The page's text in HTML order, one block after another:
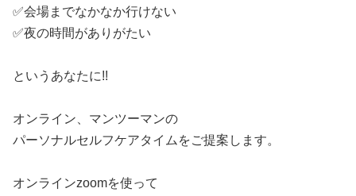
✅会場までなかなか行けない
✅夜の時間がありがたい
というあなたに!!
オンライン、マンツーマンの
パーソナルセルフケアタイムをご提案します。
オンラインzoomを使って